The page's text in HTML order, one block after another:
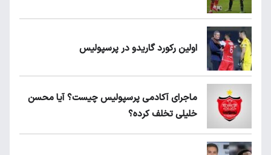
اولین رکورد گاریدو در پرسپولیس
ماجرای آکادمی پرسپولیس چیست؟ آیا محسن
خلیلی تخلف کرده؟